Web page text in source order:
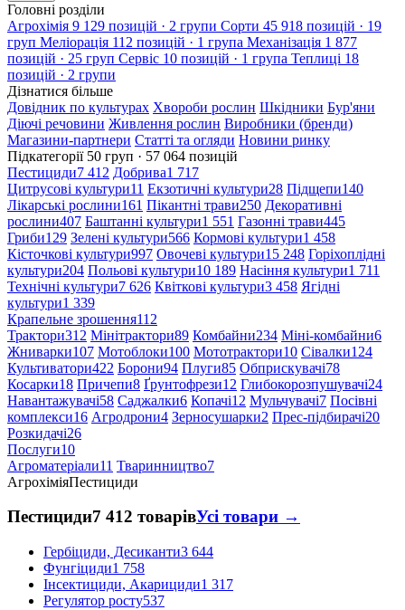
Головні розділи
Агрохімія 9 129 позицій · 2 групи Сорти 45 918 позицій · 19
груп Меліорація 112 позицій · 1 група Механізація 1 877
позицій · 25 груп Сервіс 10 позицій · 1 група Теплиці 18
позицій · 2 групи
Дізнатися більше
Довідник по культурах Хвороби рослин Шкідники Бур'яни
Діючі речовини Живлення рослин Виробники (бренди)
Магазини-партнери Статті та огляди Новини ринку
Підкатегорії 50 груп · 57 064 позицій
Пестициди7 412 Добрива1 717
Цитрусові культури11 Екзотичні культури28 Підщепи140
Лікарські рослини161 Пікантні трави250 Декоративні
рослини407 Баштанні культури1 551 Газонні трави445
Гриби129 Зелені культури566 Кормові культури1 458
Кісточкові культури997 Овочеві культури15 248 Горіхоплідні
культури204 Польові культури10 189 Насіння культури1 711
Технічні культури7 626 Квіткові культури3 458 Ягідні
культури1 339
Крапельне зрошення112
Трактори312 Мінітрактори89 Комбайни234 Міні-комбайни6
Жниварки107 Мотоблоки100 Мототрактори10 Сівалки124
Культиватори422 Борони94 Плуги85 Обприскувачі78
Косарки18 Причепи8 Ґрунтофрези12 Глибокорозпушувачі24
Навантажувачі58 Саджалки6 Копачі12 Мульчувачі7 Посівні
комплекси16 Агродрони4 Зерносушарки2 Прес-підбирачі20
Розкидачі26
Послуги10
Агроматеріали11 Тваринництво7
АгрохіміяПестициди
Пестициди7 412 товарівУсі товари →
Гербіциди, Десиканти3 644
Фунгіциди1 758
Інсектициди, Акарициди1 317
Регулятор росту537